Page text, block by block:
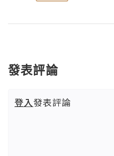
發表評論
登入發表評論